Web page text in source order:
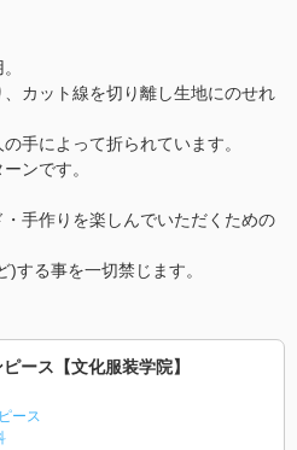
カット線を切り離し生地にのせれ
手によって折られています。
ンです。
手作りを楽しんでいただくための
する事を一切禁じます。
ース【文化服装学院】
ース